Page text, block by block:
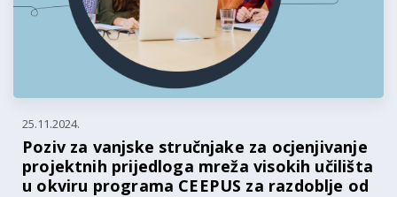
25.11.2024.
Poziv za vanjske stručnjake za ocjenjivanje
projektnih prijedloga mreža visokih učilišta
u okviru programa CEEPUS za razdoblje od